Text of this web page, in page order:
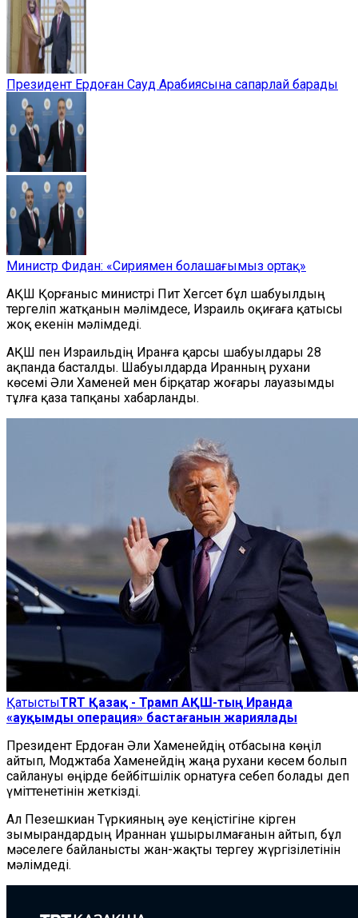
Президент Ердоған Сауд Арабиясына сапарлай барады
Министр Фидан: «Сириямен болашағымыз ортақ»
АҚШ Қорғаныс министрі Пит Хегсет бұл шабуылдың
тергеліп жатқанын мәлімдесе, Израиль оқиғаға қатысы
жоқ екенін мәлімдеді.
АҚШ пен Израильдің Иранға қарсы шабуылдары 28
ақпанда басталды. Шабуылдарда Иранның рухани
көсемі Әли Хаменей мен бірқатар жоғары лауазымды
тұлға қаза тапқаны хабарланды.
ҚатыстыTRT Қазақ - Трамп АҚШ-тың Иранда
«ауқымды операция» бастағанын жариялады
Президент Ердоған Әли Хаменейдің отбасына көңіл
айтып, Моджтаба Хаменейдің жаңа рухани көсем болып
сайлануы өңірде бейбітшілік орнатуға себеп болады деп
үміттенетінін жеткізді.
Ал Пезешкиан Түркияның әуе кеңістігіне кірген
зымырандардың Ираннан ұшырылмағанын айтып, бұл
мәселеге байланысты жан-жақты тергеу жүргізілетінін
мәлімдеді.